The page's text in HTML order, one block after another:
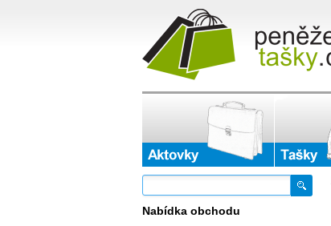
Nabídka obchodu